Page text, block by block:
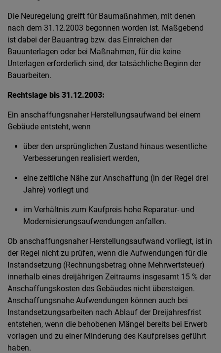
Die Neuregelung greift für Baumaßnahmen, mit denen
nach dem 31.12.2003 begonnen worden ist. Maßgebend
ist dabei der Bauantrag bzw. das Einreichen der
Bauunterlagen oder bei Maßnahmen, für die keine
Unterlagen erforderlich sind, der tatsächliche Beginn der
Bauarbeiten.
Rechtslage bis 31.12.2003:
Ein anschaffungsnaher Herstellungsaufwand bei einem
Gebäude entsteht, wenn
über den ursprünglichen Zustand hinaus wesentliche
Verbesserungen realisiert werden,
eine zeitliche Nähe zur Anschaffung (in der Regel drei
Jahre) vorliegt und
im Verhältnis zum Kaufpreis hohe Reparatur- und
Modernisierungsaufwendungen anfallen.
Ob anschaffungsnaher Herstellungsaufwand vorliegt, ist in
der Regel nicht zu prüfen, wenn die Aufwendungen für die
Instandsetzung (Rechnungsbetrag ohne Mehrwertsteuer)
innerhalb eines dreijährigen Zeitraums insgesamt 15 % der
Anschaffungskosten des Gebäudes nicht übersteigen.
Anschaffungsnahe Aufwendungen können auch bei
Instandsetzungsarbeiten nach Ablauf der Dreijahresfrist
entstehen, wenn die behobenen Mängel bereits bei Erwerb
vorlagen und zu einer Minderung des Kaufpreises geführt
haben.